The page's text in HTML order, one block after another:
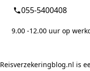
055-5400408
9.00 -12.00 uur op
Reisverzekeringblog.nl is